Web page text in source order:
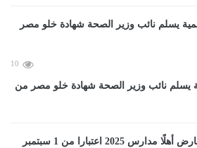
10
يسلم نائب وزير الصحة شهادة خلو مصر من